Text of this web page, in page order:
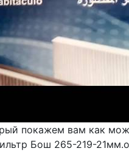
покажем вам как
Бош 265-219-